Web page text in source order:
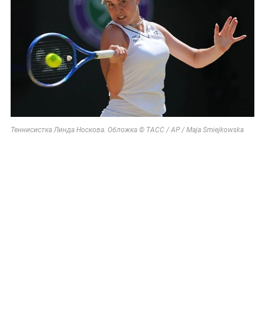
Теннисистка Линда Носкова. Обложка © ТАСС / AP / Maja Smiejkowska